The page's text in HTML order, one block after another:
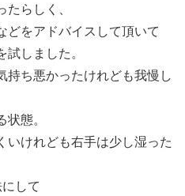
らしく、
どをアドバイスして頂いて
試しました。
持ち悪かったけれども我慢し
態。
いけれども右手は少し湿った
して